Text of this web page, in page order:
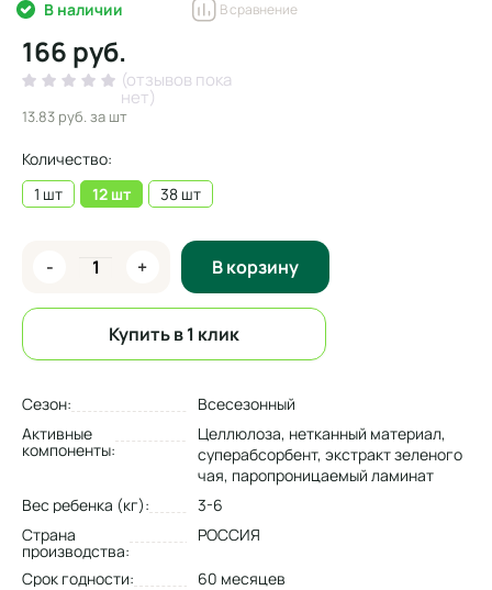
В наличии
166 руб.
В сравнение
(отзывов пока
нет)
13.83 руб.за шт
Количество:
1 шт
12 шт 38 шт
- + В корзину
Купить в 1 клик
Сезон:
Всесезонный
Активные
компоненты:
Целлюлоза, нетканный материал,
суперабсорбент, экстракт зеленого
чая, паропроницаемый ламинат
Вес ребенка (кг):
3-6
Страна
производства:
РОССИЯ
Срок годности:
60 месяцев